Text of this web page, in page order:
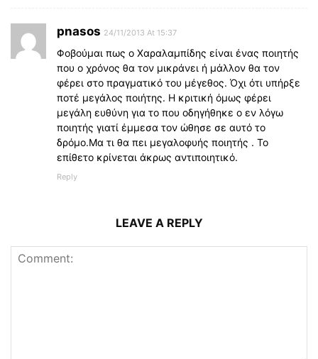
pnasos 24/11/2013 At 15:37
Φοβούμαι πως ο Χαραλαμπίδης είναι ένας ποιητής
που ο χρόνος θα τον μικράνει ή μάλλον θα τον
φέρει στο πραγματικό του μέγεθος. Όχι ότι υπήρξε
ποτέ μεγάλος ποιήτης. Η κριτική όμως φέρει
μεγάλη ευθύνη για το που οδηγήθηκε ο εν λόγω
ποιητής γιατί έμμεσα τον ώθησε σε αυτό το
δρόμο.Μα τι θα πει μεγαλοφυής ποιητής . Το
επίθετο κρίνεται άκρως αντιποιητικό.
Reply
LEAVE A REPLY